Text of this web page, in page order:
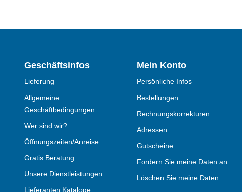
Geschäftsinfos
Lieferung
Allgemeine
Geschäftbedingungen
Wer sind wir?
Öffnungszeiten/Anreise
Gratis Beratung
Unsere Dienstleistungen
Lieferanten Kataloge
Mein Konto
Persönliche Infos
Bestellungen
Rechnungskorrekturen
Adressen
Gutscheine
Fordern Sie meine Daten an
Löschen Sie meine Daten